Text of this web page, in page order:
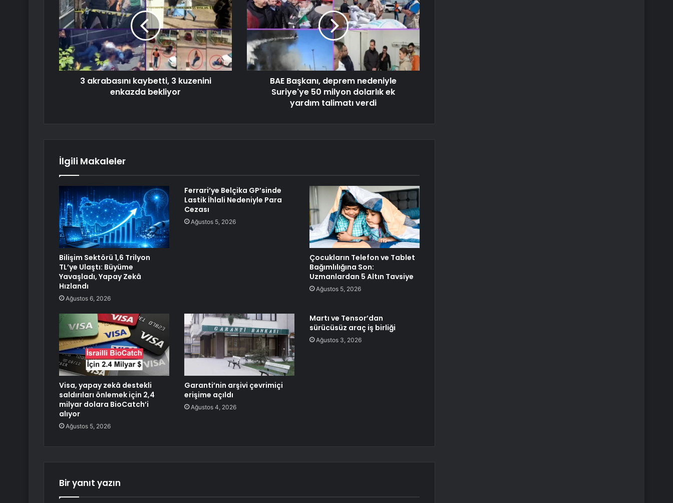
3 akrabasını kaybetti, 3 kuzenini
enkazda bekliyor
BAE Başkanı, deprem nedeniyle
Suriye'ye 50 milyon dolarlık ek
yardım talimatı verdi
İlgili Makaleler
Bilişim Sektörü 1,6 Trilyon
TL’ye Ulaştı: Büyüme
Yavaşladı, Yapay Zekâ
Hızlandı
Ağustos 6, 2026
Ferrari’ye Belçika GP’sinde
Lastik İhlali Nedeniyle Para
Cezası
Ağustos 5, 2026
Çocukların Telefon ve Tablet
Bağımlılığına Son:
Uzmanlardan 5 Altın Tavsiye
Ağustos 5, 2026
Visa, yapay zekâ destekli
saldırıları önlemek için 2,4
milyar dolara BioCatch’i
alıyor
Ağustos 5, 2026
Garanti’nin arşivi çevrimiçi
erişime açıldı
Ağustos 4, 2026
Martı ve Tensor’dan
sürücüsüz araç iş birliği
Ağustos 3, 2026
Bir yanıt yazın